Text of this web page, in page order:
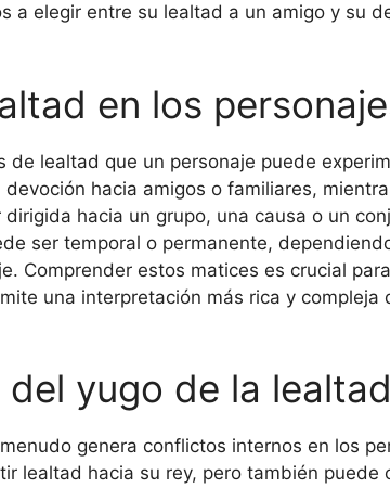
a elegir entre su lealtad a un amigo y su
en los
de lealtad que un personaje puede
hacia amigos o familiares,
hacia un grupo, una causa o un
ser temporal o permanente,
Comprender estos matices es crucial
una interpretación más rica y compleja
yugo de la lealtad
genera conflictos internos en los
lealtad hacia su rey, pero también puede